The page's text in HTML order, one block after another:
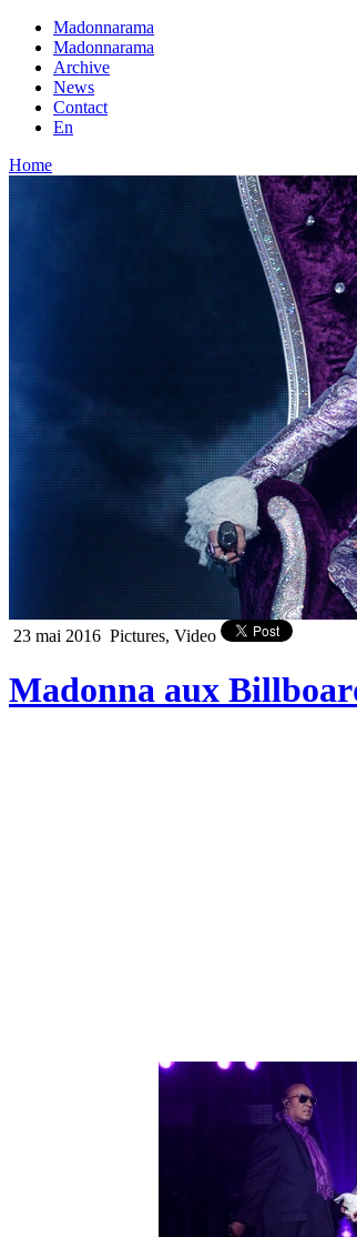
Madonnarama
Madonnarama
Archive
News
Contact
En
Home
23 mai 2016 Pictures, Video
Madonna aux